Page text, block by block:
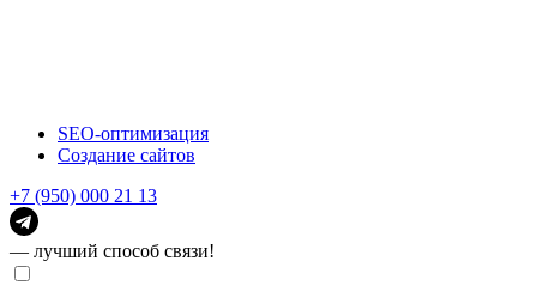
SEO-оптимизация
Создание сайтов
+7 (950) 000 21 13
— лучший способ связи!